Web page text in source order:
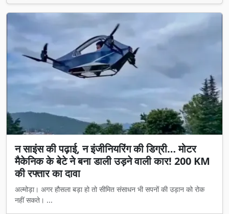
न साइंस की पढ़ाई, न इंजीनियरिंग की डिग्री… मोटर
मैकेनिक के बेटे ने बना डाली उड़ने वाली कार! 200 KM
की रफ्तार का दावा
अल्मोड़ा। अगर हौसला बड़ा हो तो सीमित संसाधन भी सपनों की उड़ान को रोक
नहीं सकते। ...